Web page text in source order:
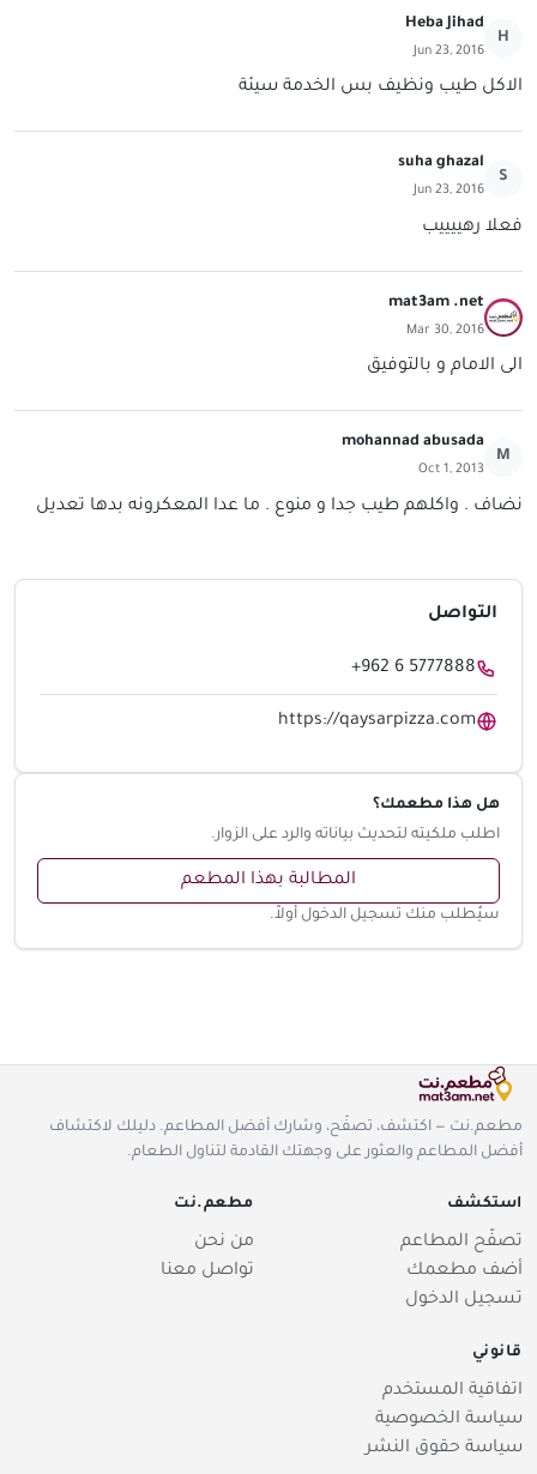
H
Heba Jihad
Jun 23, 2016
الاكل طيب ونظيف بس الخدمة سيئة
S
suha ghazal
Jun 23, 2016
فعلا رهييييب
mat3am .net
Mar 30, 2016
الى الامام و بالتوفيق
M
mohannad abusada
Oct 1, 2013
نضاف . واكلهم طيب جدا و منوع . ما عدا المعكرونه بدها تعديل
التواصل
+962 6 5777888
https://qaysarpizza.com
هل هذا مطعمك؟
اطلب ملكيته لتحديث بياناته والرد على الزوار.
المطالبة بهذا المطعم
سيُطلب منك تسجيل الدخول أولاً.
مطعم.نت — اكتشف، تصفّح، وشارك أفضل المطاعم. دليلك لاكتشاف
أفضل المطاعم والعثور على وجهتك القادمة لتناول الطعام.
استكشف
تصفّح المطاعم
أضف مطعمك
تسجيل الدخول
مطعم.نت
من نحن
تواصل معنا
قانوني
اتفاقية المستخدم
سياسة الخصوصية
سياسة حقوق النشر